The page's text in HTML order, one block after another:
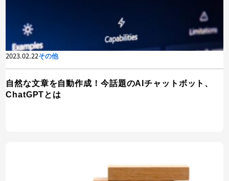
2023.02.22その他
自然な文章を自動作成！今話題のAIチャットボット、
ChatGPTとは